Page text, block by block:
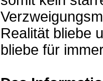
Realität bliebe
bliebe für